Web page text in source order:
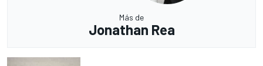
Más de
Jonathan Rea